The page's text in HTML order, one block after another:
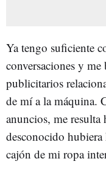
Ya tengo suficiente
conversaciones y
publicitarios
de mí a la máquina.
anuncios, me
desconocido
cajón de mi ropa